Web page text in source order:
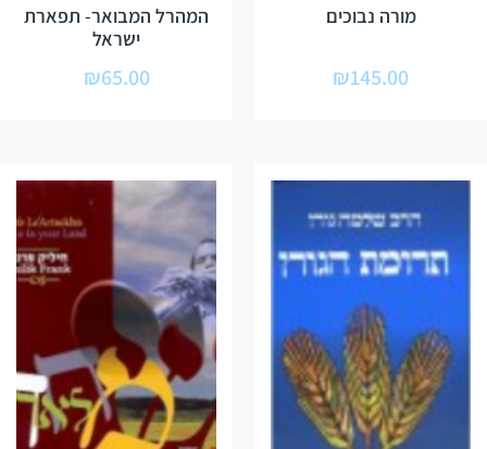
מורה נבוכים
₪145.00
המהרל המבואר- תפארת
ישראל
₪65.00